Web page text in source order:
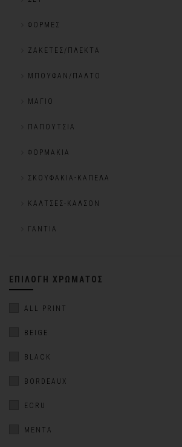
ΦΌΡΜΕΣ
ΖΑΚΈΤΕΣ/ΠΛΕΚΤΆ
ΜΠΟΥΦΆΝ/ΠΑΛΤΌ
ΜΑΓΙΌ
ΠΑΠΟΎΤΣΙΑ
ΦΟΡΜΆΚΙΑ
ΣΚΟΥΦΆΚΙΑ-ΚΑΠΈΛΑ
ΚΆΛΤΣΕΣ-ΚΑΛΣΌΝ
ΓΆΝΤΙΑ
ΕΠΙΛΟΓΉ ΧΡΏΜΑΤΟΣ
ALL PRINT
BEIGE
BLACK
BORDEAUX
ECRU
MENTA